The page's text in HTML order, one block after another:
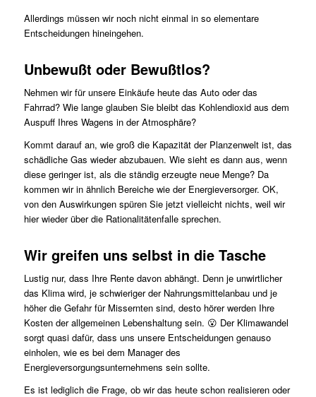
Allerdings müssen wir noch nicht einmal in so elementare
Entscheidungen hineingehen.
Unbewußt oder Bewußtlos?
Nehmen wir für unsere Einkäufe heute das Auto oder das
Fahrrad? Wie lange glauben Sie bleibt das Kohlendioxid aus dem
Auspuff Ihres Wagens in der Atmosphäre?
Kommt darauf an, wie groß die Kapazität der Planzenwelt ist, das
schädliche Gas wieder abzubauen. Wie sieht es dann aus, wenn
diese geringer ist, als die ständig erzeugte neue Menge? Da
kommen wir in ähnlich Bereiche wie der Energieversorger. OK,
von den Auswirkungen spüren Sie jetzt vielleicht nichts, weil wir
hier wieder über die Rationalitätenfalle sprechen.
Wir greifen uns selbst in die Tasche
Lustig nur, dass Ihre Rente davon abhängt. Denn je unwirtlicher
das Klima wird, je schwieriger der Nahrungsmittelanbau und je
höher die Gefahr für Missernten sind, desto hörer werden Ihre
Kosten der allgemeinen Lebenshaltung sein. 😮 Der Klimawandel
sorgt quasi dafür, dass uns unsere Entscheidungen genauso
einholen, wie es bei dem Manager des
Energieversorgungsunternehmens sein sollte.
Es ist lediglich die Frage, ob wir das heute schon realisieren oder